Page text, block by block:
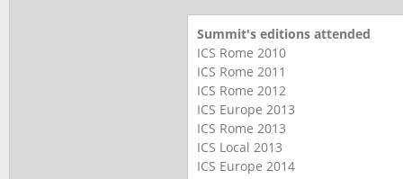
Summit's editions attended
ICS Rome 2010
ICS Rome 2011
ICS Rome 2012
ICS Europe 2013
ICS Rome 2013
ICS Local 2013
ICS Europe 2014